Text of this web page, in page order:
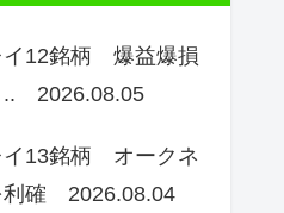
イ12銘柄 爆益爆損
.. 2026.08.05
イ13銘柄 オークネ
利確 2026.08.04